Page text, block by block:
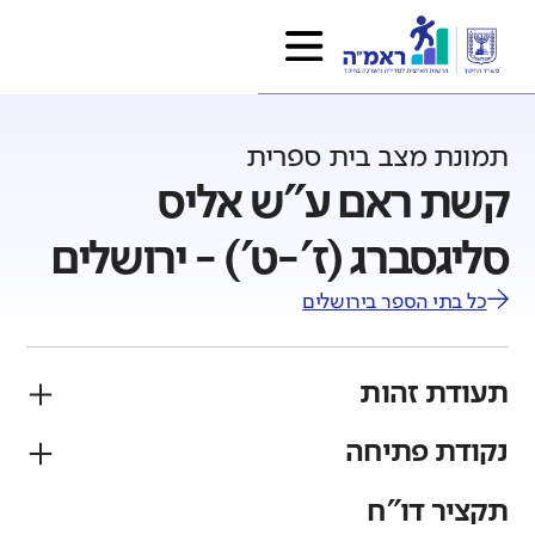
תמונת מצב בית ספרית
קשת ראם ע"ש אליס
סליגסברג (ז'-ט') - ירושלים
כל בתי הספר בירושלים
תעודת זהות
פיקוח
נקודת פתיחה
תקציר דו"ח